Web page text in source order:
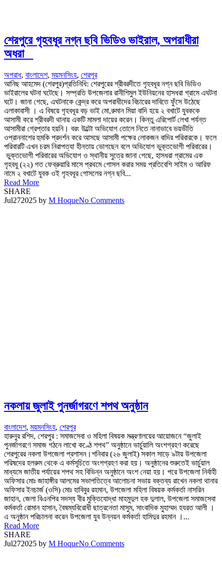
শেরপুরে গৃহবধূর নগ্ন ছবি ভিডিও ভাইরাল, অপরাধীরা
অধরা
অপরাধ, বাংলাদেশ, ময়মনসিংহ, শেরপুর
আনিছ আহমেদ (শেরপুর)প্রতিনিধি: শেরপুরের শ্রীবরদীতে গৃহবধূর নগ্ন ছবি ভিডিও
ভাইরালের ঘটনা ঘটেছে। সম্প্রতি উপজেলার রানীশিমুল ইউনিয়নের হাসধরা গ্রামে এঘটনা
ঘটে। জানা গেছে, এঘটনাকে কেন্দ্র করে অপরাধীদের বিচারের দাবিতে ফুঁসে উঠেছে
এলাকাবাসী । এ বিষয়ে গৃহবধূর বড় ভাই মো,রুমান মিয়া বাদি হয়ে ২ বখাটে যুবককে
আসামী করে শ্রীবরদী থানায় একটি মামলা দায়ের করেন। কিন্তু এরিপোর্ট লেখা পর্যন্ত
আসামীরা গ্রেপ্তার হয়নি। বরং উল্টো অভিযোগ তোলে নিতে নানাভাবে ভয়ভীতি
ওপ্রাননাশের হুমকি প্রদর্শন করে আসছে আসামী পক্ষের লোকজন বাদির পরিবারকে। ফলে
পরিবারটি এখন চরম নিরাপত্যা হীনতায় ভোগছেন বলে অভিযোগ ভুক্তভোগী পরিবারের।
ভুক্তভোগী পরিবারের অভিযোগ ও স্থানীয় সুত্রে জানা গেছে, হাসধরা গ্রামের এক
গৃহবধু (২২) গত ফেব্রুয়ারি মাসে প্রথমে গোসল করার সময় প্রতিবেশি সাইম ও আরিফ
নামে ২ বখাটে যুবক ওই গৃহবধূর গোসলের নগ্ন ছবি...
Read More
SHARE
Jul272025 by M HoqueNo Comments
নকলায় জুলাই পুনর্জাগরণে শপথ অনুষ্ঠান
বাংলাদেশ, ময়মনসিংহ, শেরপুর
হারুনুর রশিদ, শেরপুর : সমাজসেবা ও মহিলা বিষয়ক মন্ত্রণালয়ের আয়োজনে “জুলাই
পুনর্জাগরণে সমাজ গঠনে লাখো কণ্ঠে শপথ” অনুষ্ঠানে ভার্চুয়ালি অংশগ্রহণ করেছে
শেরপুরের নকলা উপজেলা প্রশাসন।শনিবার (২৬ জুলাই) সকাল সাড়ে ৯টায় উপজেলা
পরিষদের হলরুম থেকে এ কর্মসূচিতে অংশগ্রহণ করা হয়। অনুষ্ঠানের শুরুতেই ভার্চুয়াল
মাধ্যমে জাতীয় পর্যায়ের শপথ সহ বিভিন্ন অনুষ্ঠানে অংশ নেয়া হয়। পরে উপজেলা নির্বাহী
অফিসার মোঃ জাহাঙ্গীর আলমের সভাপতিত্বে আলোচনা সভায় বক্তব্য রাখেন নকলা থানার
অফিসার ইনচার্জ (ওসি) মোঃ হাবিবুর রহমান, উপজেলা মহিলা বিষয়ক কর্মকর্তা নাসরিন
জাহান, জেলা বিএনপির সদস্য বীর মুক্তিযোদ্ধা মাহমুদুল হক দুলাল, উপজেলা সমাজসেবা
কর্মকর্তা রোমান হাসান, বৈষম্যবিরোধী ছাত্রনেতা মাসুম, সাংবাদিক মুহাম্মদ হযরত আলী ।
এ অনুষ্ঠান পরিচালনা করেন উপজেলা যুব উন্নয়ন কর্মকর্তা হামিদুর রহমান ।...
Read More
SHARE
Jul272025 by M HoqueNo Comments